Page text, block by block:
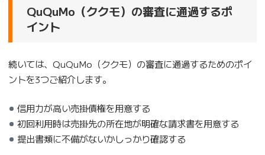
QuQuMo（ククモ）の審査に通過するポ
イント
続いては、QuQuMo（ククモ）の審査に通過するためのポイ
ントを3つご紹介します。
信用力が高い売掛債権を用意する
初回利用時は売掛先の所在地が明確な請求書を用意する
提出書類に不備がないかしっかり確認する